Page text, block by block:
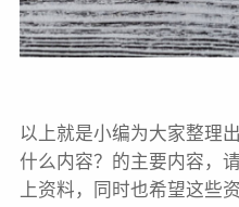
以上就是小编为大家整理
什么内容？的主要内容，
上资料，同时也希望这些